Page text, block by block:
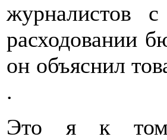
журналистов
расходовании
он объяснил
.
Это я к